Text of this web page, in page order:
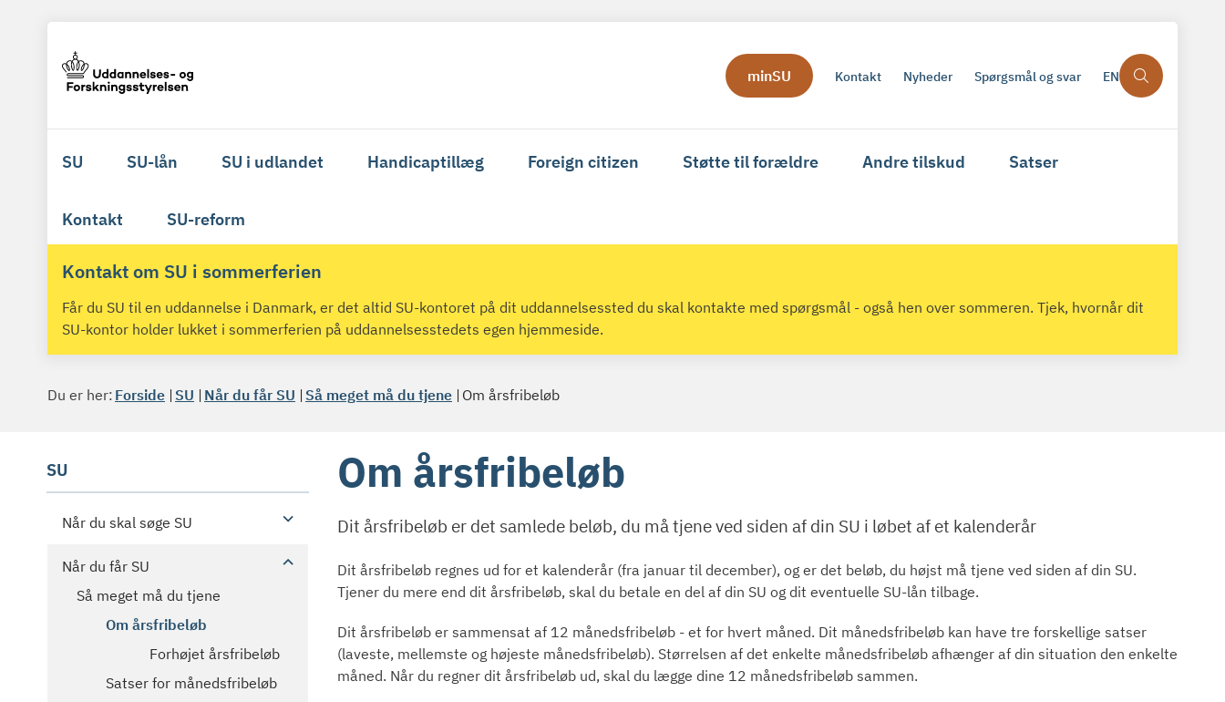
minSU Kontakt Nyheder Spørgsmål og svar EN
SU SU-lån SU i udlandet Handicaptillæg Foreign citizen Støtte til forældre Andre tilskud Satser
Kontakt SU-reform
Kontakt om SU i sommerferien
Får du SU til en uddannelse i Danmark, er det altid SU-kontoret på dit uddannelsessted du skal kontakte med spørgsmål - også hen over sommeren. Tjek, hvornår dit
SU-kontor holder lukket i sommerferien på uddannelsesstedets egen hjemmeside.
Du er her: Forside SU Når du får SU Så meget må du tjene Om årsfribeløb
SU
Når du skal søge SU
Når du får SU
Så meget må du tjene
Om årsfribeløb
Forhøjet årsfribeløb
Satser for månedsfribeløb
Om årsfribeløb
Dit årsfribeløb er det samlede beløb, du må tjene ved siden af din SU i løbet af et kalenderår
Dit årsfribeløb regnes ud for et kalenderår (fra januar til december), og er det beløb, du højst må tjene ved siden af din SU.
Tjener du mere end dit årsfribeløb, skal du betale en del af din SU og dit eventuelle SU-lån tilbage.
Dit årsfribeløb er sammensat af 12 månedsfribeløb - et for hvert måned. Dit månedsfribeløb kan have tre forskellige satser
(laveste, mellemste og højeste månedsfribeløb). Størrelsen af det enkelte månedsfribeløb afhænger af din situation den enkelte
måned. Når du regner dit årsfribeløb ud, skal du lægge dine 12 månedsfribeløb sammen.